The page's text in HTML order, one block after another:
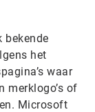
bekende
het
waar
merklogo’s of
Microsoft